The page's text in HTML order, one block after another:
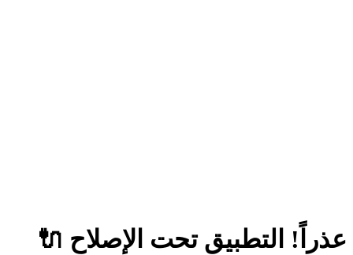
عذراً! التطبيق تحت الإصلاح 🔌